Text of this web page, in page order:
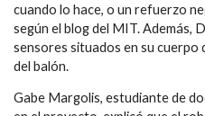
cuando lo hace, o un refuerzo
según el blog del MIT. Además,
sensores situados en su cuerpo
del balón.
Gabe Margolis, estudiante de